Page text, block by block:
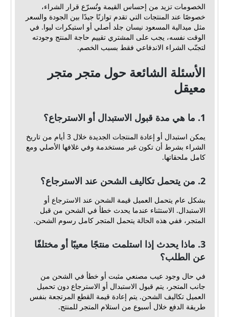
الخصومات تزيد من إحساس القيمة وتُسرّع قرار الشراء،
خصوصًا عند المنتجات التي تقدم توازنًا جيدًا بين الجودة والسعر
مثل ميدالية المسعود نيسان جلد أصلي أو استيكرات ليوا. في
الوقت نفسه، يجب على المشتري تقييم حاجة المنتج وجودته
لتجنّب الشراء الاندفاعي فقط بسبب الخصم.
الأسئلة الشائعة حول متجر متجر
معيقل
1. ما هي مدة قبول الاستبدال أو الاسترجاع؟
يمكن استبدال أو إعادة المنتجات الجديدة خلال 3 أيام من تاريخ
الشراء بشرط أن تكون غير مستخدمة وفي غلافها الأصلي ومع
كامل ملحقاتها.
2. من يتحمل تكاليف الشحن عند الاسترجاع؟
بشكل عام يتحمل العميل قيمة الشحن عند الاسترجاع أو
الاستبدال. الاستثناء عندما يحدث خطأ في الشحن من قبل
المتجر، ففي هذه الحالة يتحمل المتجر كامل رسوم الشحن.
3. ماذا يحدث إذا استلمت منتجًا معيبًا أو مختلفًا
عن الطلب؟
في حال وجود عيب مصنعي مثبت أو خطأ في الشحن من
جانب المتجر، يتم قبول الاستبدال أو الاسترجاع دون تحميل
العميل تكاليف الشحن. يتم إعادة قيمة القطع المرتجعة بنفس
طريقة الدفع خلال أسبوع من استلام المتجر للمنتج.